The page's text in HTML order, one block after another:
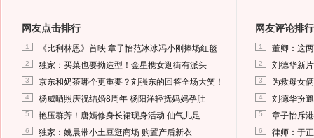
网友点击排行
1 《比利林恩》首映 章子怡范冰冰冯小刚捧场红毯
2 独家：买菜也要拗造型！金星携女逛街有派头
3 京东和奶茶哪个更重要？刘强东的回答全场大笑！
4 杨威晒照庆祝结婚8周年 杨阳洋轻抚妈妈孕肚
5 艳压群芳！唐嫣修身长裙现身活动 仙气儿足
6 独家：姚晨带小土豆逛商场 购置产后新衣
网友评论排行
1 董卿：这
2 刘德华新
3 为救母女
4 刘德华扮
5 章子怡斥
6 律师：于